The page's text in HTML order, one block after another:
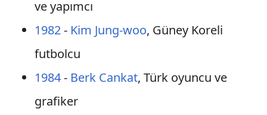
ve yapımcı
1982- Kim Jung-woo, Güney Koreli
futbolcu
1984- Berk Cankat, Türk oyuncu ve
grafiker